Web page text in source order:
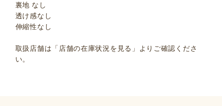
裏地 なし
透け感なし
伸縮性なし
取扱店舗は「店舗の在庫状況を見る」よりご確認くださ
い。